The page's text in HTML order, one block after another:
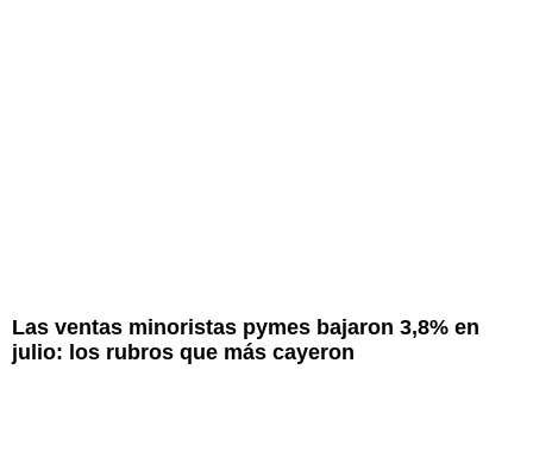
Las ventas minoristas pymes bajaron 3,8% en
julio: los rubros que más cayeron